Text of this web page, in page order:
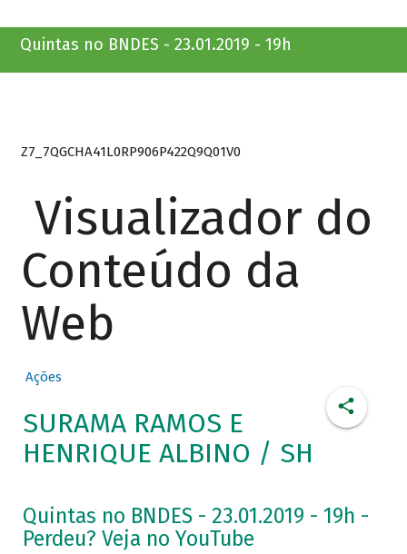
Quintas no BNDES - 23.01.2019 - 19h
Z7_7QGCHA41L0RP906P422Q9Q01V0
Visualizador do
Conteúdo da
Web
Ações
SURAMA RAMOS E
HENRIQUE ALBINO / SH
Quintas no BNDES - 23.01.2019 - 19h -
Perdeu? Veja no YouTube